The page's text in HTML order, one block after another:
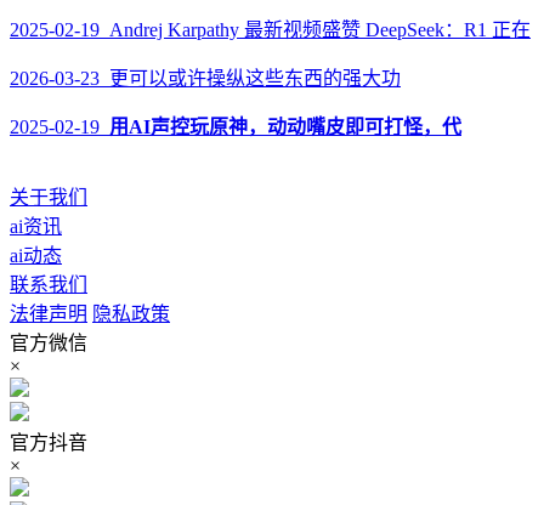
2025-02-19 Andrej Karpathy 最新视频盛赞 DeepSeek：R1 正在
2026-03-23 更可以或许操纵这些东西的强大功
2025-02-19 用AI声控玩原神，动动嘴皮即可打怪，代
关于我们
ai资讯
ai动态
联系我们
法律声明 隐私政策
官方微信
×
官方抖音
×